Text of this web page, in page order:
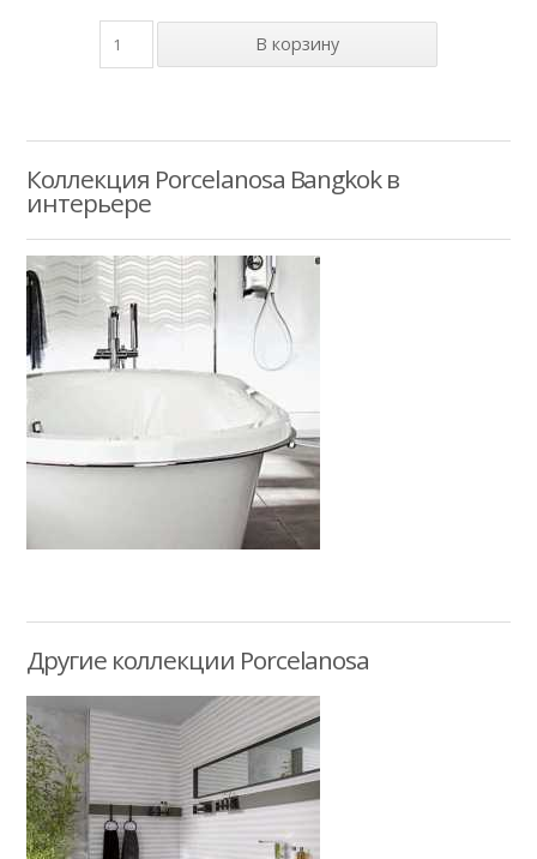
Коллекция Porcelanosa Bangkok в
интерьере
Другие коллекции Porcelanosa